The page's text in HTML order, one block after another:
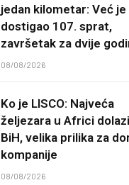
jedan kilometar: Već je
dostigao 107. sprat,
završetak za dvije
08/08/2026
Ko je LISCO: Najveća
željezara u Africi
BiH, velika prilika za
kompanije
08/08/2026